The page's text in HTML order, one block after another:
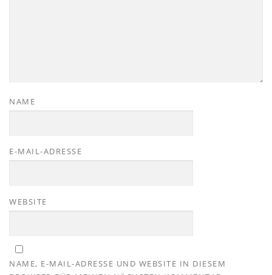
NAME
E-MAIL-ADRESSE
WEBSITE
NAME, E-MAIL-ADRESSE UND WEBSITE IN DIESEM